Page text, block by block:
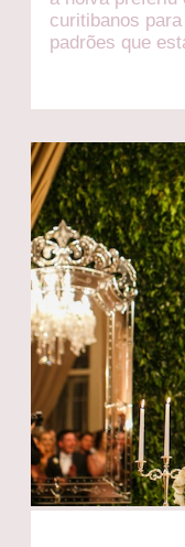
curitibanos
padrões que